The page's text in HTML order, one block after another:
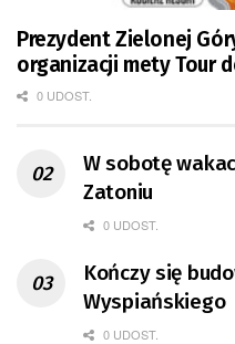
Prezydent Zielonej
organizacji mety Tour
0 UDOST.
W sobotę
Zatoniu
0 UDOST.
Kończy się
Wyspiańskiego
0 UDOST.